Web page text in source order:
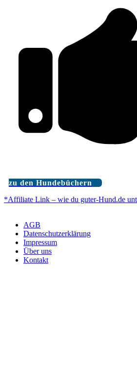
zu den Hundebüchern
*Affiliate Link – wie du guter-Hund.de
AGB
Datenschutzerklärung
Impressum
Über uns
Kontakt